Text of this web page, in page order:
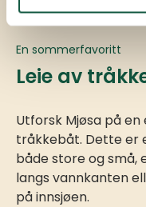
En sommerfavoritt
Leie av
Utforsk Mjøsa på
tråkkebåt. Dette er
både store og små,
langs vannkanten
på innsjøen.